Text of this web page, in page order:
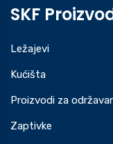
SKF
Ležajevi
Kućišta
Proizvodi za
Zaptivke